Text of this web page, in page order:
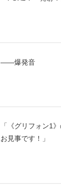
――爆発音
「《グリフォン1
お見事です！」